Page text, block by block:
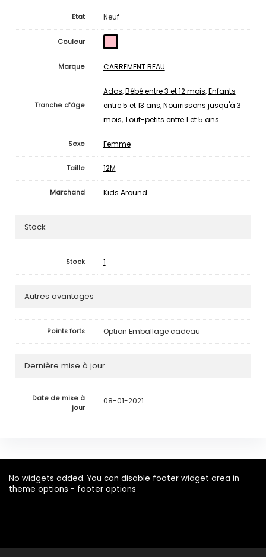
Etat Neuf
Couleur
Marque CARREMENT BEAU
Tranche d'âge
Ados,Bébé entre 3 et 12 mois,Enfants
entre 5 et 13 ans,Nourrissons jusqu'à 3
mois,Tout-petits entre 1 et 5 ans
Sexe Femme
Taille 12M
Marchand Kids Around
Stock
Stock 1
Autres avantages
Points forts Option Emballage cadeau
Dernière mise à jour
Date de mise à
jour
08-01-2021
No widgets added. You can disable footer widget area in
theme options - footer options